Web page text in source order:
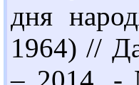
дня
1964) //